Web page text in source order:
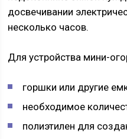
досвечивании
несколько часов.
Для устройства мини-
горшки или другие
необходимое
полиэтилен для